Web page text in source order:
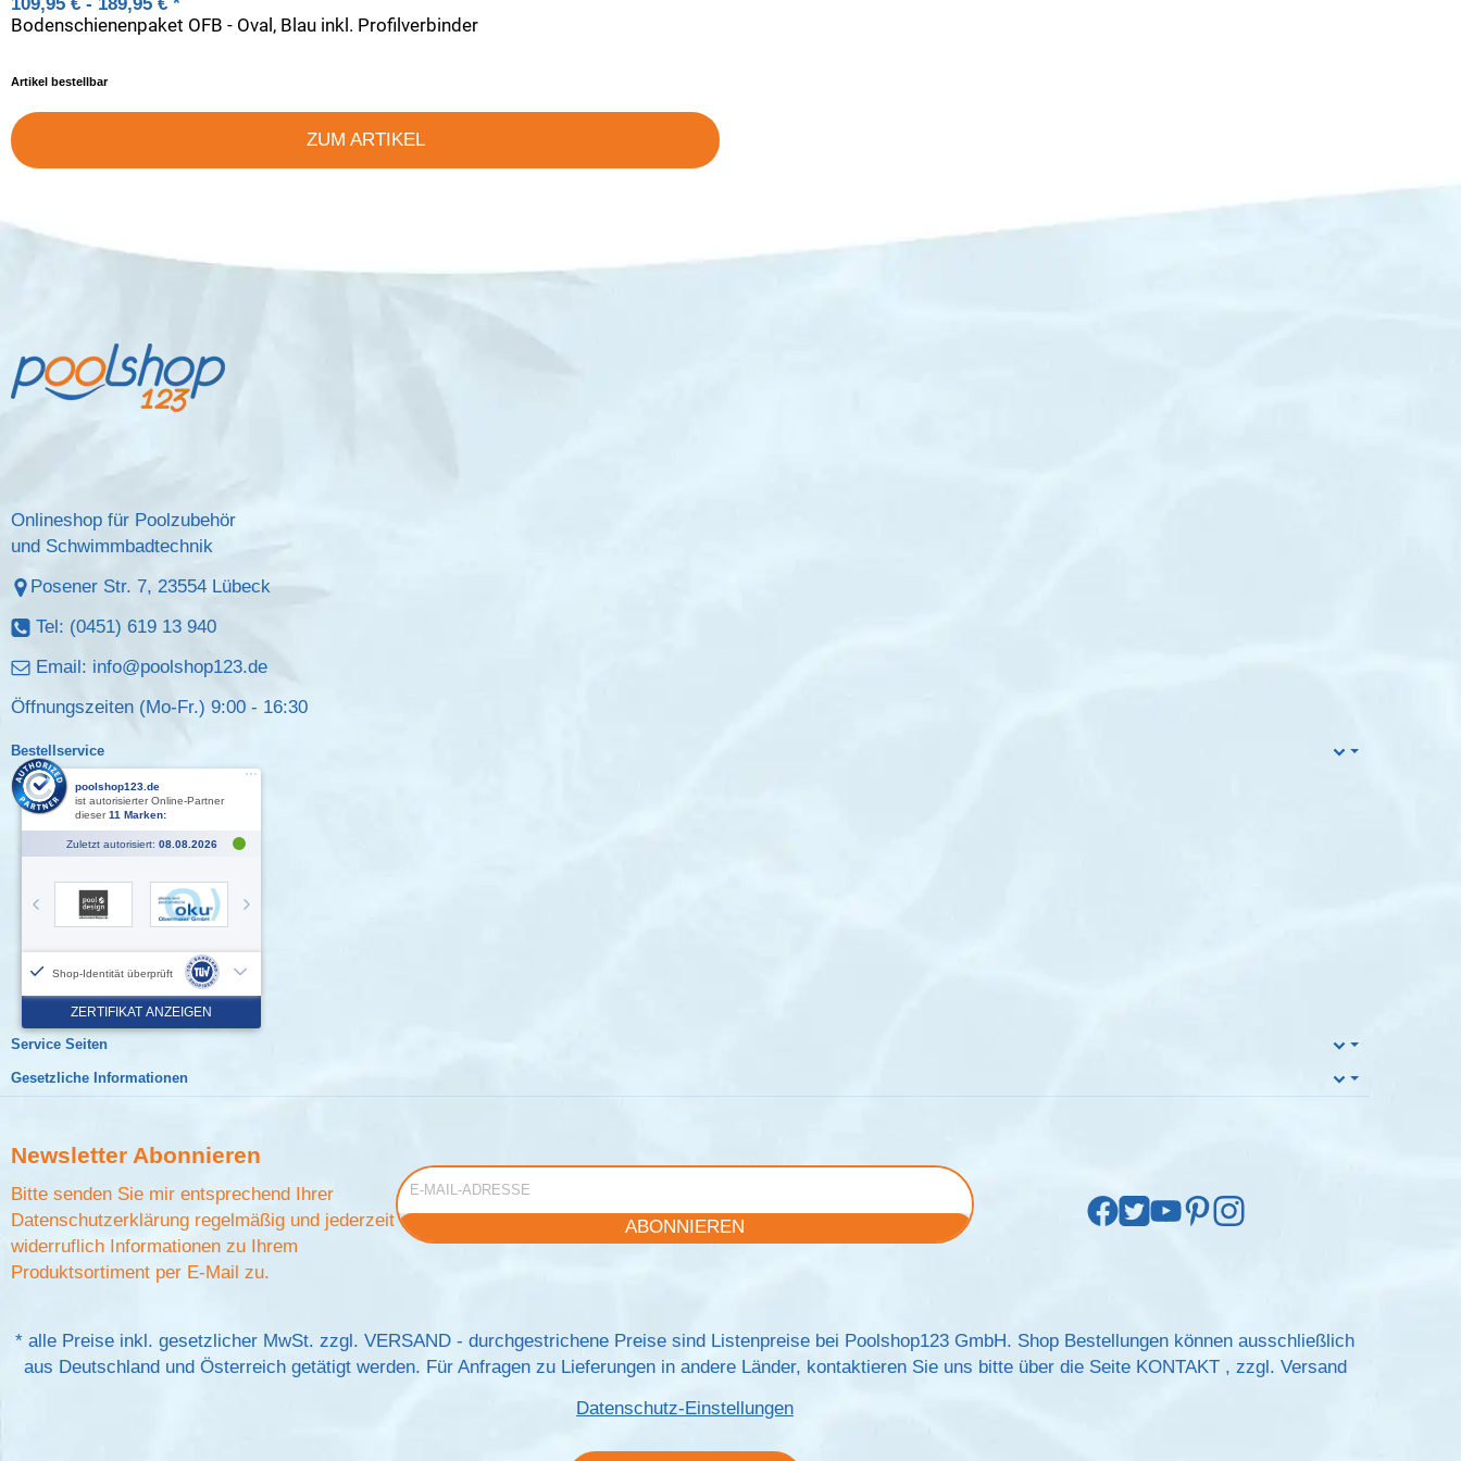
Bodenschienenpaket OFB - Oval, Blau inkl. Profilverbinder
Artikel bestellbar
ZUM ARTIKEL
Onlineshop für Poolzubehör
und Schwimmbadtechnik
Posener Str. 7, 23554 Lübeck
Tel: (0451) 619 13 940
Email: info@poolshop123.de
Öffnungszeiten (Mo-Fr.) 9:00 - 16:30
Bestellservice
Service Seiten
Gesetzliche Informationen
Newsletter Abonnieren
Bitte senden Sie mir entsprechend Ihrer
Datenschutzerklärung regelmäßig und jederzeit
widerruflich Informationen zu Ihrem
Produktsortiment per E-Mail zu.
E-Mail-Adresse
ABONNIEREN
* alle Preise inkl. gesetzlicher MwSt. zzgl. VERSAND - durchgestrichene Preise sind Listenpreise bei Poolshop123 GmbH. Shop Bestellungen können ausschließlich
aus Deutschland und Österreich getätigt werden. Für Anfragen zu Lieferungen in andere Länder, kontaktieren Sie uns bitte über die Seite KONTAKT, zzgl. Versand
Datenschutz-Einstellungen